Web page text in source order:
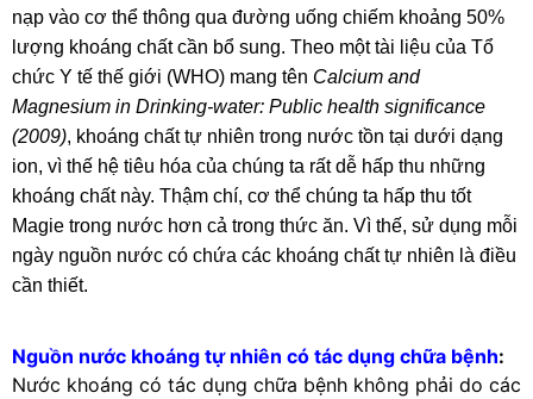
nạp vào cơ thể thông qua đường uống chiếm khoảng 50%
lượng khoáng chất cần bổ sung. Theo một tài liệu của Tổ
chức Y tế thế giới (WHO) mang tên Calcium and
Magnesium in Drinking-water: Public health significance
(2009), khoáng chất tự nhiên trong nước tồn tại dưới dạng
ion, vì thế hệ tiêu hóa của chúng ta rất dễ hấp thu những
khoáng chất này. Thậm chí, cơ thể chúng ta hấp thu tốt
Magie trong nước hơn cả trong thức ăn. Vì thế, sử dụng mỗi
ngày nguồn nước có chứa các khoáng chất tự nhiên là điều
cần thiết.
Nguồn nước khoáng tự nhiên có tác dụng chữa bệnh:
Nước khoáng có tác dụng chữa bệnh không phải do các